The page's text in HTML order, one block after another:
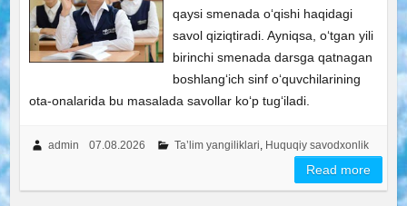
qaysi smenada oʻqishi haqidagi
savol qiziqtiradi. Ayniqsa, oʻtgan yili
birinchi smenada darsga qatnagan
boshlangʻich sinf oʻquvchilarining
ota-onalarida bu masalada savollar koʻp tugʻiladi.
admin 07.08.2026 Ta’lim yangiliklari Huquqiy savodxonlik
Read more